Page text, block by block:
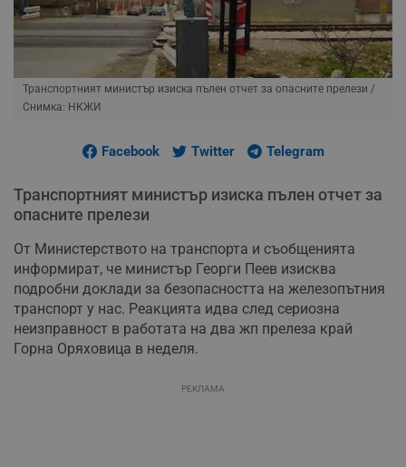
Транспортният министър изиска пълен отчет за опасните прелези /
Снимка: НКЖИ
Facebook Twitter Telegram
Транспортният министър изиска пълен отчет за
опасните прелези
От Министерството на транспорта и съобщенията
информират, че министър Георги Пеев изисква
подробни доклади за безопасността на железопътния
транспорт у нас. Реакцията идва след сериозна
неизправност в работата на два жп прелеза край
Горна Оряховица в неделя.
РЕКЛАМА